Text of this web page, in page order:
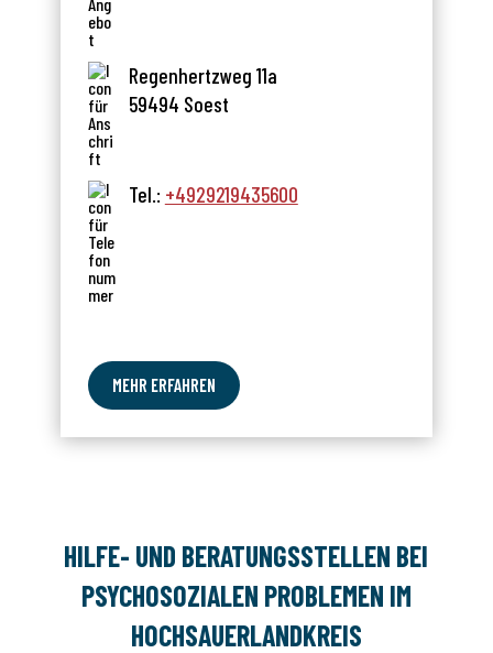
Regenhertzweg 11a
59494 Soest
Tel.: +4929219435600
MEHR ERFAHREN
HILFE- UND BERATUNGSSTELLEN BEI
PSYCHOSOZIALEN PROBLEMEN IM
HOCHSAUERLANDKREIS